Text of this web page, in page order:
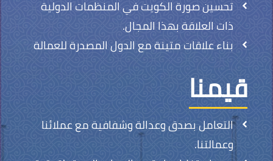
تحسين صورة الكويت في المنظمات الدولية
ذات العلاقة بهذا المجال.
بناء علاقات متينة مع الدول المصدرة للعمالة
قيمنا
التعامل بصدق وعدالة وشفافية مع عملائنا
وعمالتنا.